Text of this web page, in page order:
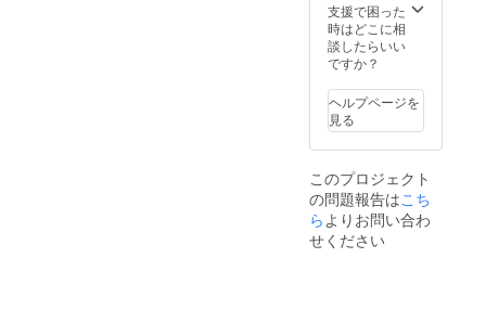
支援で困った
時はどこに相
談したらいい
ですか？
ヘルプページを
見る
このプロジェクト
の問題報告はこち
らよりお問い合わ
せください